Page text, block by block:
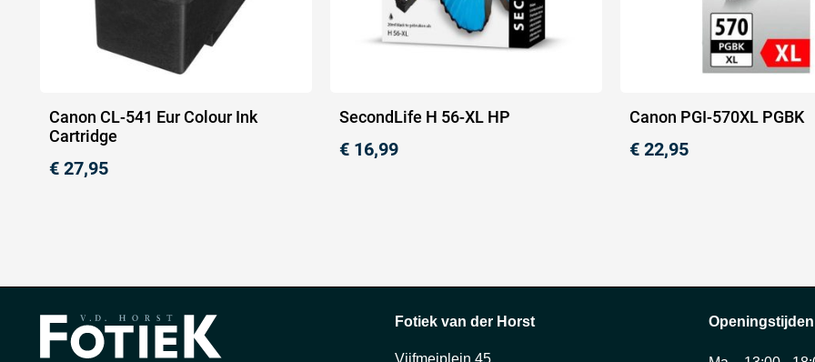
Canon CL-541 Eur Colour Ink
Cartridge
€ 27,95
SecondLife H 56-XL HP
€ 16,99
Canon PGI-570XL PGBK
€ 22,95
Fotiek van der Horst
Vijfmeiplein 45
Openingstijden